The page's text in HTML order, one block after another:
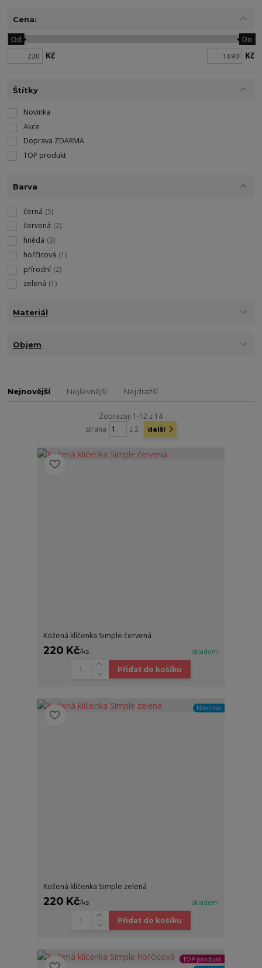
Cena:
Kč
Od Do
Kč
Štítky
Novinka
Akce
Doprava ZDARMA
TOP produkt
Barva
černá (5)
červená (2)
hnědá (3)
hořčicová (1)
přírodní (2)
zelená (1)
Materiál
Objem
Nejnovější Nejlevnější Nejdražší
Zobrazuji 1-12 z 14
strana
z 2 další
Kožená klíčenka Simple červená
220 Kč/ks skladem
Přidat do košíku
Novinka
Kožená klíčenka Simple zelená
220 Kč/ks skladem
Přidat do košíku
TOP produkt